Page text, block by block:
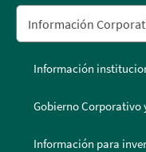
Información
Gobierno Corporativo
Información para